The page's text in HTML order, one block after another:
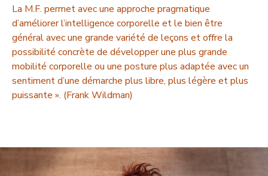
La M.F. permet avec une approche pragmatique
d’améliorer l’intelligence corporelle et le bien être
général avec une grande variété de leçons et offre la
possibilité concrète de développer une plus grande
mobilité corporelle ou une posture plus adaptée avec un
sentiment d’une démarche plus libre, plus légère et plus
puissante ». (Frank Wildman)